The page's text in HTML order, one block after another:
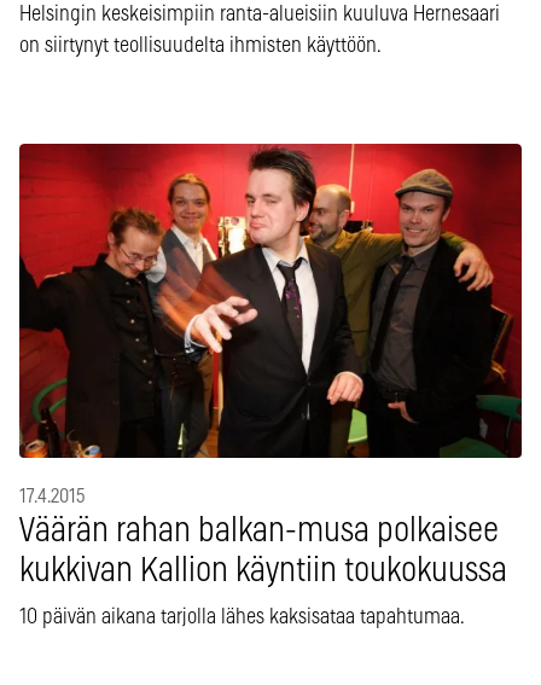
Helsingin keskeisimpiin ranta-alueisiin kuuluva Hernesaari
on siirtynyt teollisuudelta ihmisten käyttöön.
17.4.2015
Väärän rahan balkan-musa polkaisee
kukkivan Kallion käyntiin toukokuussa
10 päivän aikana tarjolla lähes kaksisataa tapahtumaa.